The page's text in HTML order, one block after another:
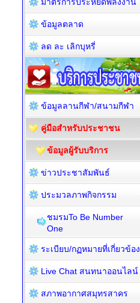
ข้อมูลตลาด
ลด ละ เลิกบุหรี่
ข้อมูลลานกีฬา/สนามกีฬา
คู่มือสำหรับประชาชน
ข้อมูลผู้รับบริการ
ข่าวประชาสัมพันธ์
ประมวลภาพกิจกรรม
ชมรมTo Be Number
One
ระเบียบ/กฏหมายที่เกี่ยวข้อง
Live Chat สนทนาออนไลน์
สภาพอากาศสมุทรสาคร